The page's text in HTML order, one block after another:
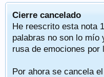
Cierre cancelado
He reescrito esta nota
palabras no son lo mío
rusa de emociones por
Por ahora se cancela